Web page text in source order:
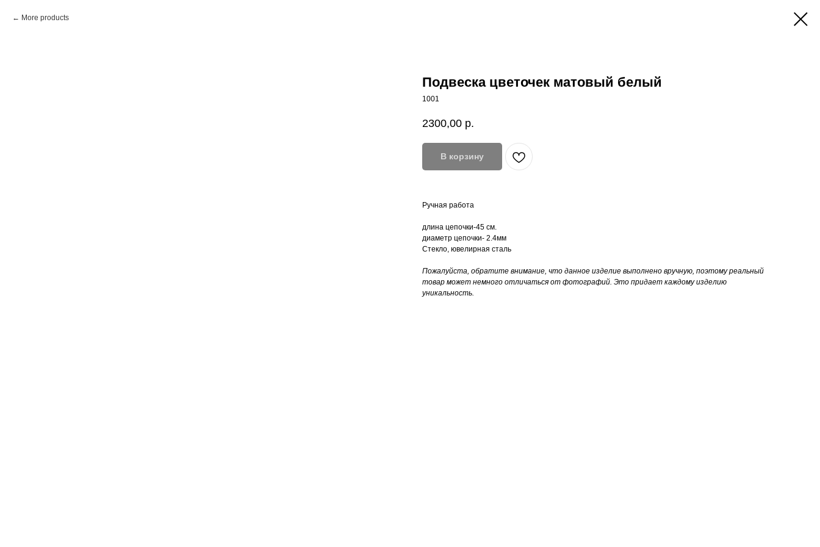
More products
Подвеска цветочек матовый белый
1001
2300,00 р.
В корзину
Ручная работа
длина цепочки-45 см.
диаметр цепочки- 2.4мм
Стекло, ювелирная сталь
Пожалуйста, обратите внимание, что данное изделие выполнено вручную, поэтому реальный
товар может немного отличаться от фотографий. Это придает каждому изделию
уникальность.